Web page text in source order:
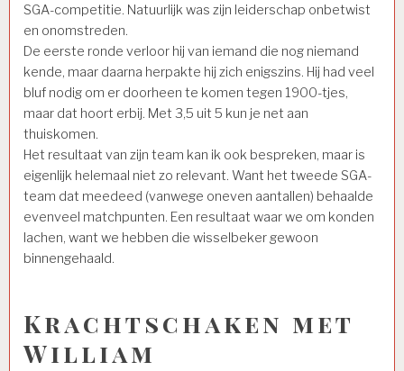
SGA-competitie. Natuurlijk was zijn leiderschap onbetwist
en onomstreden.
De eerste ronde verloor hij van iemand die nog niemand
kende, maar daarna herpakte hij zich enigszins. Hij had veel
bluf nodig om er doorheen te komen tegen 1900-tjes,
maar dat hoort erbij. Met 3,5 uit 5 kun je net aan
thuiskomen.
Het resultaat van zijn team kan ik ook bespreken, maar is
eigenlijk helemaal niet zo relevant. Want het tweede SGA-
team dat meedeed (vanwege oneven aantallen) behaalde
evenveel matchpunten. Een resultaat waar we om konden
lachen, want we hebben die wisselbeker gewoon
binnengehaald.
Krachtschaken met
William